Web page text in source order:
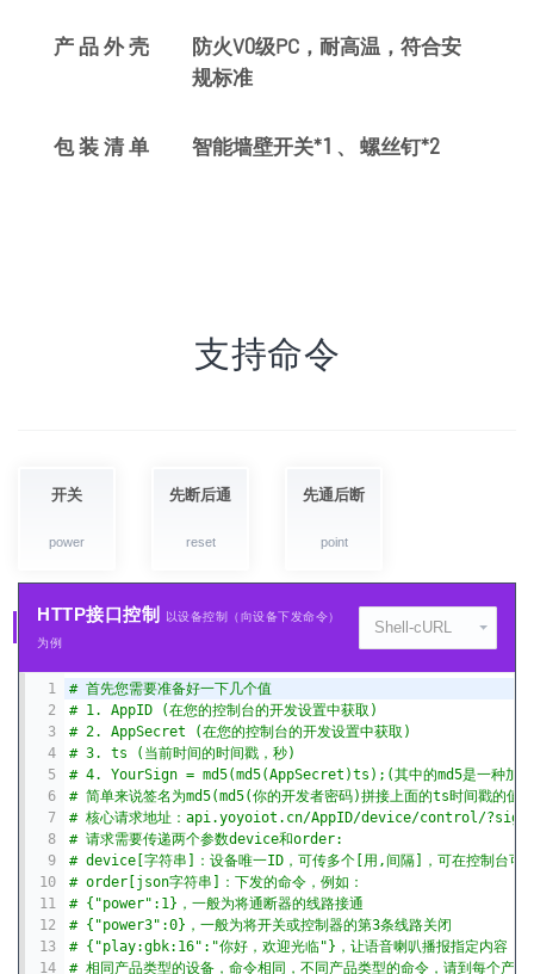
产品外壳
防火V0级PC，耐高温，符合安
规标准
包装清单 智能墙壁开关*1 、 螺丝钉*2
支持命令
开关
power
先断后通
reset
先通后断
point
HTTP接口控制
以设备控制（向设备下发命令）
为例
Shell-cURL
1
# 首先您需要准备好一下几个值
2
# 1. AppID (在您的控制台的开发设置中获取)
3
# 2. AppSecret (在您的控制台的开发设置中获取)
4
# 3. ts (当前时间的时间戳，秒)
5
# 4. YourSign = md5(md5(AppSecret)ts);(其中的md5是一种加密
6
# 简单来说签名为md5(md5(你的开发者密码)拼接上面的ts时间戳的值)
7
# 核心请求地址：api.yoyoiot.cn/AppID/device/control/
8
# 请求需要传递两个参数device和order:
9
# device[字符串]：设备唯一ID，可传多个[用,间隔]，可在控制台可
10
# order[json字符串]：下发的命令，例如：
11
# {"power":1}，一般为将通断器的线路接通
12
# {"power3":0}，一般为将开关或控制器的第3条线路关闭
13
# {"play:gbk:16":"你好，欢迎光临"}，让语音喇叭播报指定内容
14
# 相同产品类型的设备，命令相同，不同产品类型的命令，请到每个产品